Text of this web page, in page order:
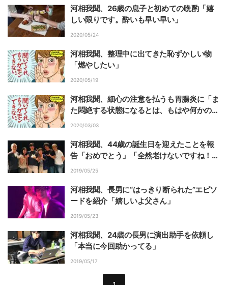
河相我聞、26歳の息子と初めての晩酌「嬉
しい限りです。酔いも早い早い」
2020/05/24
河相我聞、整理中に出てきた恥ずかしい物
「燃やしたい」
2020/05/19
河相我聞、細心の注意を払うも胃腸炎に「ま
た悶絶する状態になるとは、もはや何かの警
告」
2020/03/03
河相我聞、44歳の誕生日を迎えたことを報
告「おめでとう」「全然老けないですね！」
の声
2019/05/25
河相我聞、長男に“はっきり断られた”エピソ
ードを紹介「嬉しいよ父さん」
2019/05/23
河相我聞、24歳の長男に演出助手を依頼し
「本当に今回助かってる」
2019/05/17